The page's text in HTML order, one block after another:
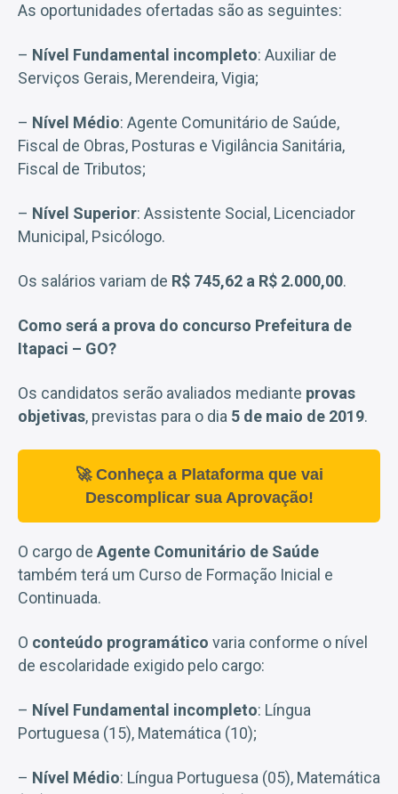
As oportunidades ofertadas são as seguintes:
– Nível Fundamental incompleto: Auxiliar de
Serviços Gerais, Merendeira, Vigia;
– Nível Médio: Agente Comunitário de Saúde,
Fiscal de Obras, Posturas e Vigilância Sanitária,
Fiscal de Tributos;
– Nível Superior: Assistente Social, Licenciador
Municipal, Psicólogo.
Os salários variam de R$ 745,62 a R$ 2.000,00.
Como será a prova do concurso Prefeitura de
Itapaci – GO?
Os candidatos serão avaliados mediante provas
objetivas, previstas para o dia 5 de maio de 2019.
🚀 Conheça a Plataforma que vai
Descomplicar sua Aprovação!
O cargo de Agente Comunitário de Saúde
também terá um Curso de Formação Inicial e
Continuada.
O conteúdo programático varia conforme o nível
de escolaridade exigido pelo cargo:
– Nível Fundamental incompleto: Língua
Portuguesa (15), Matemática (10);
– Nível Médio: Língua Portuguesa (05), Matemática